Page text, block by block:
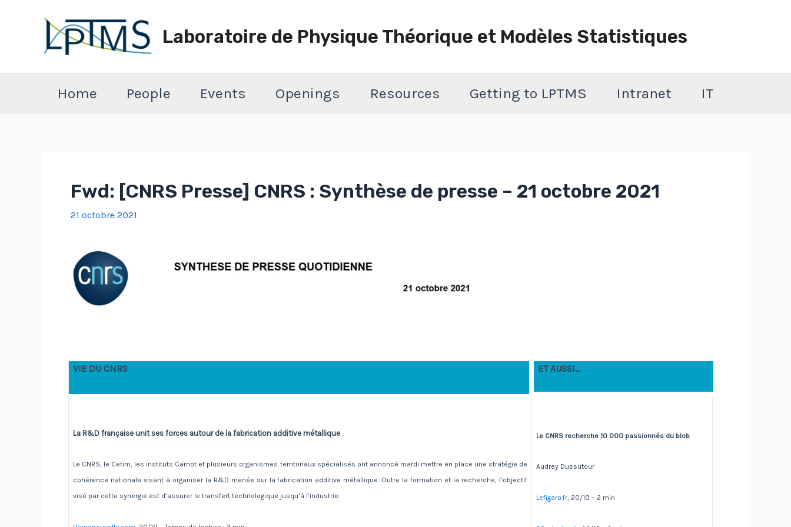
Laboratoire de Physique Théorique et Modèles Statistiques
Home People Events Openings Resources Getting to LPTMS Intranet IT
Fwd: [CNRS Presse] CNRS : Synthèse de presse – 21 octobre 2021
21 octobre 2021
VIE DU CNRS ET AUSSI…
La R&D française unit ses forces autour de la fabrication additive métallique
Le CNRS, le Cetim, les instituts Carnot et plusieurs organismes territoriaux spécialisés ont annoncé mardi mettre en place une stratégie de
cohérence nationale visant à organiser la R&D menée sur la fabrication additive métallique. Outre la formation et la recherche, l’objectif
visé par cette synergie est d’assurer le transfert technologique jusqu’à l’industrie.
Le CNRS recherche 10 000 passionnés du blob
Audrey Dussutour
Lefigaro.fr, 20/10 – 2 min